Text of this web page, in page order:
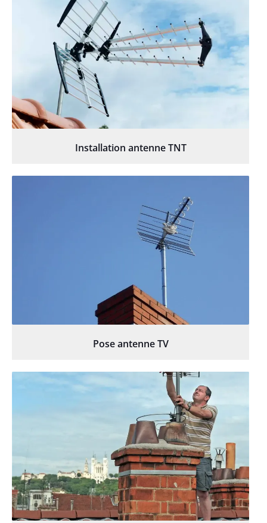
Installation antenne TNT
Pose antenne TV